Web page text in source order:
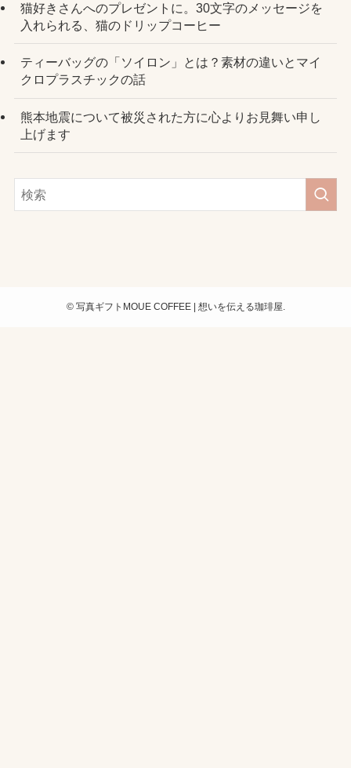
猫好きさんへのプレゼントに。30文字のメッセージを
入れられる、猫のドリップコーヒー
ティーバッグの「ソイロン」とは？素材の違いとマイ
クロプラスチックの話
熊本地震について被災された方に心よりお見舞い申し
上げます
©写真ギフトMOUE COFFEE | 想いを伝える珈琲屋.